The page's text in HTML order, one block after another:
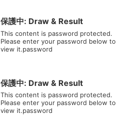
保護中: Draw & Result
This content is password protected.
Please enter your password below to
view it.password
保護中: Draw & Result
This content is password protected.
Please enter your password below to
view it.password